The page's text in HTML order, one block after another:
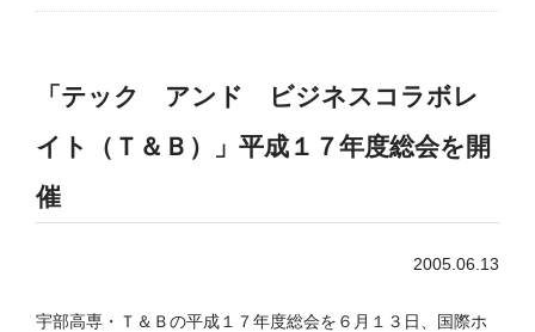
「テック アンド ビジネスコラボレ
イト（Ｔ＆Ｂ）」平成１７年度総会を開
催
2005.06.13
宇部高専・Ｔ＆Ｂの平成１７年度総会を６月１３日、国際ホ